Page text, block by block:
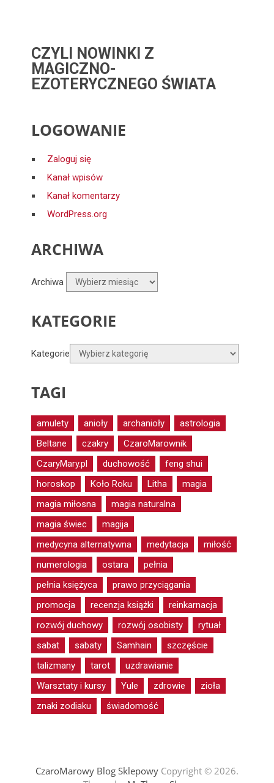
CZYLI NOWINKI Z
MAGICZNO-
EZOTERYCZNEGO ŚWIATA
LOGOWANIE
Zaloguj się
Kanał wpisów
Kanał komentarzy
WordPress.org
ARCHIWA
Archiwa
KATEGORIE
Kategorie
TAGI
amulety anioły archanioły
astrologia
Beltane
czakry
CzaroMarownik
CzaryMary.pl
duchowość
feng shui
horoskop
Koło Roku Litha
magia
magia miłosna
magia naturalna
magia świec
magija
medycyna alternatywna
medytacja
miłość
numerologia
ostara
pełnia
pełnia księżyca
prawo przyciągania
promocja
recenzja książki
reinkarnacja
rozwój duchowy
rozwój osobisty
rytuał
sabat
sabaty Samhain
szczęście
talizmany
tarot
uzdrawianie
Warsztaty i kursy
Yule zdrowie
zioła
znaki zodiaku
świadomość
CzaroMarowy Blog SklepowyCopyright © 2026.